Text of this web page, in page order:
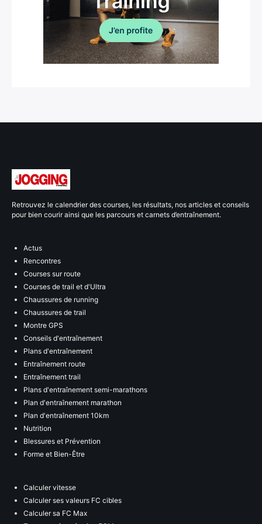
Retrouvez le calendrier des courses, les résultats, nos articles et conseils
pour bien courir ainsi que les parcours et carnets d’entraînement.
Actus
Rencontres
Courses sur route
Courses de trail et d'Ultra
Chaussures de running
Chaussures de trail
Montre GPS
Conseils d'entraînement
Plans d'entraînement
Entraînement route
Entraînement trail
Plans d'entraînement semi-marathons
Plan d'entraînement marathon
Plan d'entraînement 10km
Nutrition
Blessures et Prévention
Forme et Bien-Être
Calculer vitesse
Calculer ses valeurs FC cibles
Calculer sa FC Max